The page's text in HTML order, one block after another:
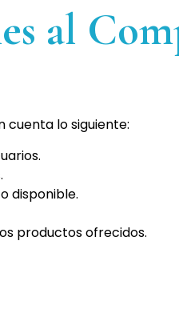
al
cuenta lo siguiente:
disponible.
productos ofrecidos.